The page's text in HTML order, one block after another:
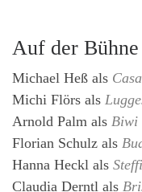
Auf der Bühne
Michael Heß als
Michi Flörs als
Arnold Palm als Biwi
Florian Schulz als
Hanna Heckl als Steffi
Claudia Derntl als